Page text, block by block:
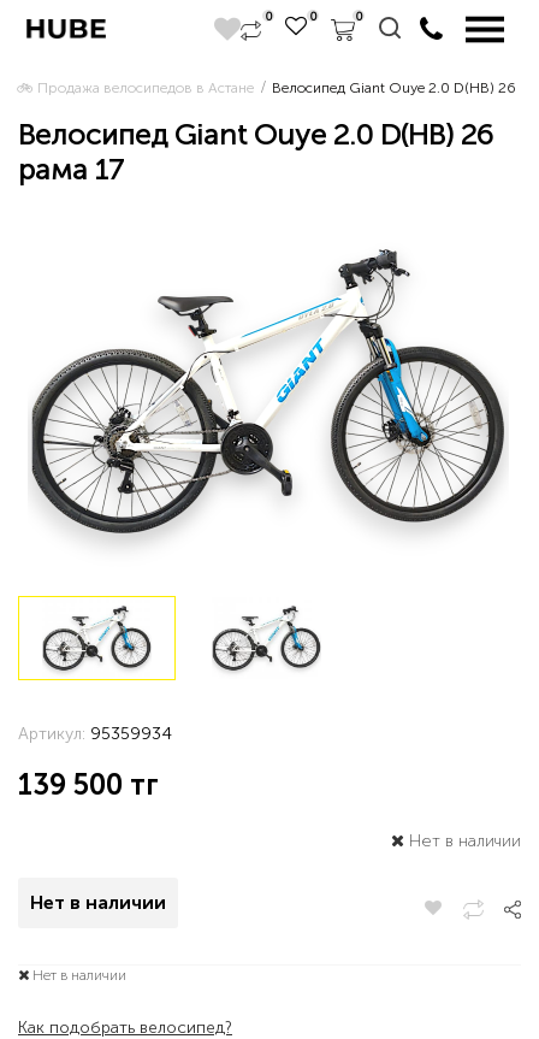
0 0 0
🚲 Продажа велосипедов в Астане Велосипед Giant Ouye 2.0 D(HB) 26
Велосипед Giant Ouye 2.0 D(HB) 26
рама 17
Артикул: 95359934
139 500 тг
Нет в наличии
Нет в наличии
Нет в наличии
Как подобрать велосипед?